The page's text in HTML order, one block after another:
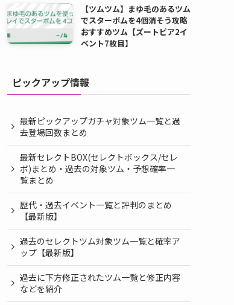
【ツムツム】まゆ毛のあるツム
でスターボムを4個消そう攻略
おすすめツム【ズートピア2イ
ベント7枚目】
ピックアップ情報
最新ピックアップガチャ対象ツム一覧と過
去登場回数まとめ
最新セレクトBOX(セレクトボックス/セレ
ボ)まとめ・過去の対象ツム・予想確率一
覧まとめ
歴代・過去イベント一覧と評判のまとめ
【最新版】
過去のセレクトツム対象ツム一覧と確率ア
ップ【最新版】
過去に下方修正されたツム一覧と修正内容
などを紹介